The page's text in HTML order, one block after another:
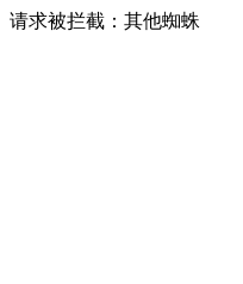
请求被拦截：其他蜘蛛